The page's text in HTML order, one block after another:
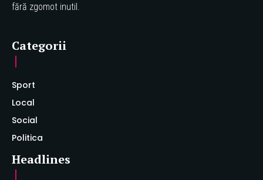
fără zgomot inutil.
Categorii
Sport
Local
Social
Politica
Headlines